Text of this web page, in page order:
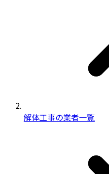
解体工事の業者一覧